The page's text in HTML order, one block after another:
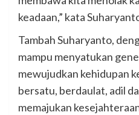
keadaan,” kata
Tambah Suharyanto,
mampu menyatukan
mewujudkan kehidupan
bersatu, berdaulat, adil
memajukan